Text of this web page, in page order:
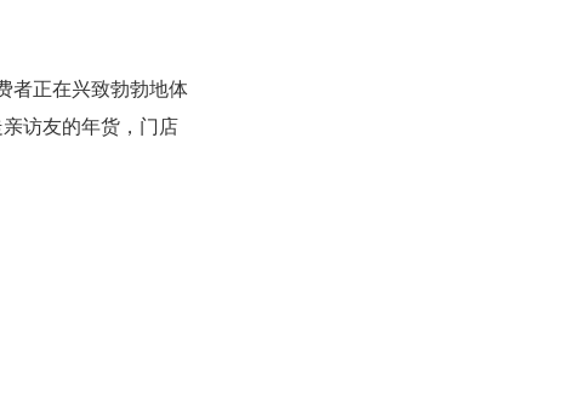
者正在兴致勃勃地体
访友的年货，门店